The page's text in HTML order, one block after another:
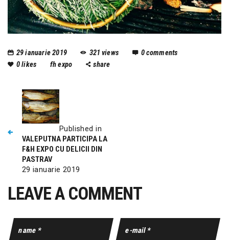
29 ianuarie 2019 321 views 0comments
0likes fh expo share
Published in
VALEPUTNA PARTICIPA LA
F&H EXPO CU DELICII DIN
PASTRAV
29 ianuarie 2019
LEAVE A COMMENT